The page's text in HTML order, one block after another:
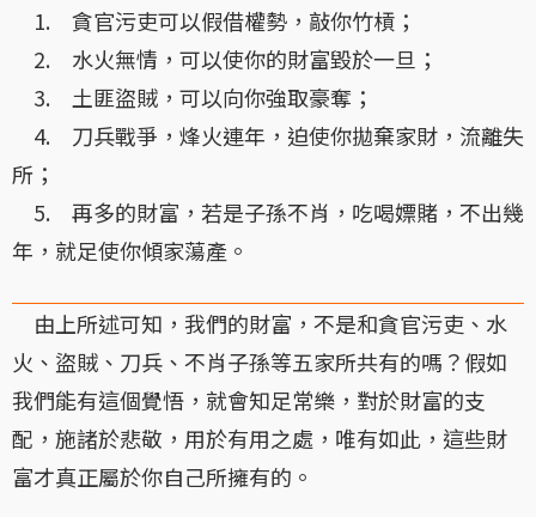
1. 貪官污吏可以假借權勢，敲你竹槓；
2. 水火無情，可以使你的財富毀於一旦；
3. 土匪盜賊，可以向你強取豪奪；
4. 刀兵戰爭，烽火連年，迫使你拋棄家財，流離失
所；
5. 再多的財富，若是子孫不肖，吃喝嫖賭，不出幾
年，就足使你傾家蕩產。
由上所述可知，我們的財富，不是和貪官污吏、水
火、盜賊、刀兵、不肖子孫等五家所共有的嗎？假如
我們能有這個覺悟，就會知足常樂，對於財富的支
配，施諸於悲敬，用於有用之處，唯有如此，這些財
富才真正屬於你自己所擁有的。